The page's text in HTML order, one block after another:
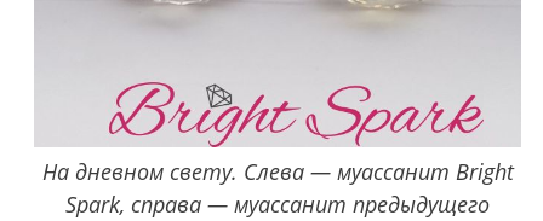
На дневном свету. Слева — муассанит Bright
Spark, справа — муассанит предыдущего